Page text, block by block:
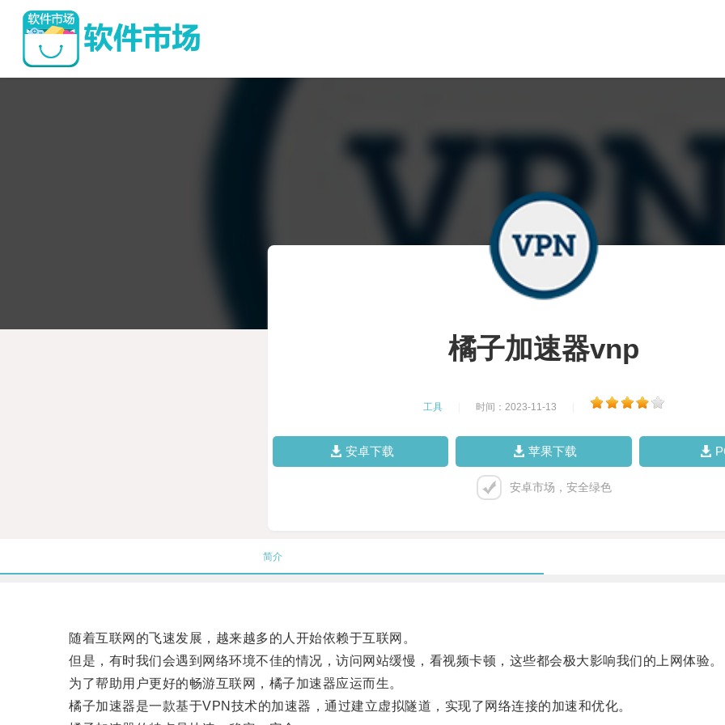
橘子加速器vnp
工具 时间：2023-11-13
安卓下载 苹果下载
安卓市场，安全绿色
简介
随着互联网的飞速发展，越来越多的人开始依赖于互联网。
但是，有时我们会遇到网络环境不佳的情况，访问网站缓慢，看视频卡顿，这些都会极大影响我们的上网体验。
为了帮助用户更好的畅游互联网，橘子加速器应运而生。
橘子加速器是一款基于VPN技术的加速器，通过建立虚拟隧道，实现了网络连接的加速和优化。